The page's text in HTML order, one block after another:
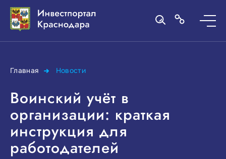
Главная Новости
Воинский учёт в
организации: краткая
инструкция для
работодателей